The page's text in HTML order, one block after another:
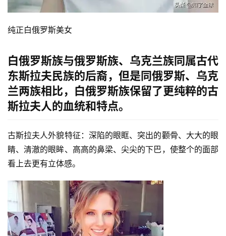
纯正白俄罗斯美女
白俄罗斯族与俄罗斯族、乌克兰族同属古代
东斯拉夫民族的后裔，但是同俄罗斯、乌克
兰两族相比，白俄罗斯族保留了更纯粹的古
斯拉夫人的血统和特点。
古斯拉夫人外貌特征：深陷的眼眶、突出的颧骨、大大的眼
睛、清澈的眼眸、高高的鼻梁、尖尖的下巴，使整个的面部
看上去更有立体感。